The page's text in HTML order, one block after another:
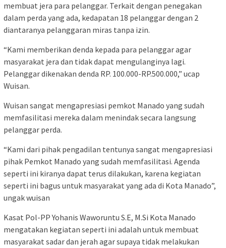
membuat jera para pelanggar. Terkait dengan penegakan
dalam perda yang ada, kedapatan 18 pelanggar dengan 2
diantaranya pelanggaran miras tanpa izin.
“Kami memberikan denda kepada para pelanggar agar
masyarakat jera dan tidak dapat mengulanginya lagi.
Pelanggar dikenakan denda RP. 100.000-RP.500.000,” ucap
Wuisan.
Wuisan sangat mengapresiasi pemkot Manado yang sudah
memfasilitasi mereka dalam menindak secara langsung
pelanggar perda.
“Kami dari pihak pengadilan tentunya sangat mengapresiasi
pihak Pemkot Manado yang sudah memfasilitasi. Agenda
seperti ini kiranya dapat terus dilakukan, karena kegiatan
seperti ini bagus untuk masyarakat yang ada di Kota Manado”,
ungak wuisan
Kasat Pol-PP Yohanis Waworuntu S.E, M.Si Kota Manado
mengatakan kegiatan seperti ini adalah untuk membuat
masyarakat sadar dan jerah agar supaya tidak melakukan